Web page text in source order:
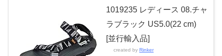
1019235 レディース 08.チャ
ラブラック US5.0(22 cm)
[並行輸入品]
created by Rinker